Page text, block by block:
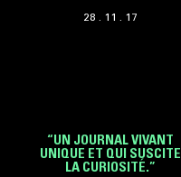
28 . 11 . 17
“UN JOURNAL VIVANT
UNIQUE ET QUI SUSCITE
LA CURIOSITÉ.”